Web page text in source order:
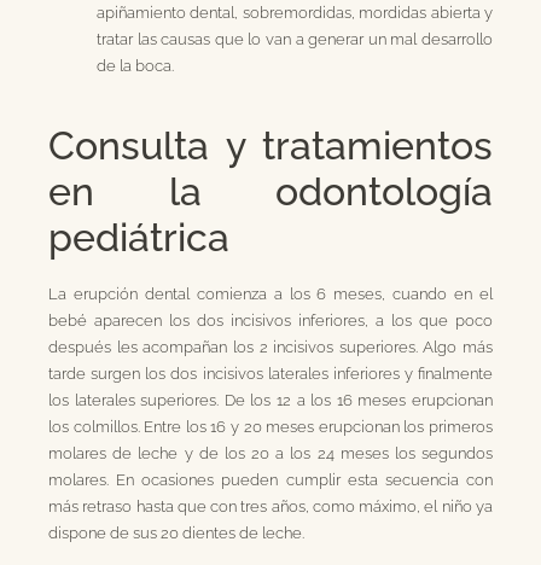
apiñamiento dental, sobremordidas, mordidas abierta y
tratar las causas que lo van a generar un mal desarrollo
de la boca.
Consulta y tratamientos
en la odontología
pediátrica
La erupción dental comienza a los 6 meses, cuando en el
bebé aparecen los dos incisivos inferiores, a los que poco
después les acompañan los 2 incisivos superiores. Algo más
tarde surgen los dos incisivos laterales inferiores y finalmente
los laterales superiores. De los 12 a los 16 meses erupcionan
los colmillos. Entre los 16 y 20 meses erupcionan los primeros
molares de leche y de los 20 a los 24 meses los segundos
molares. En ocasiones pueden cumplir esta secuencia con
más retraso hasta que con tres años, como máximo, el niño ya
dispone de sus 20 dientes de leche.